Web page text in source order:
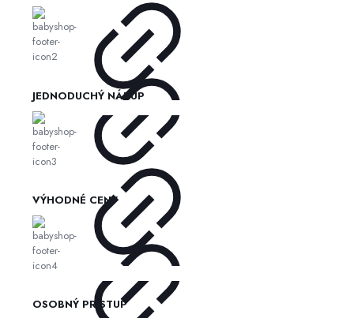
JEDNODUCHÝ NÁKUP
VÝHODNÉ CENY
OSOBNÝ PRÍSTUP